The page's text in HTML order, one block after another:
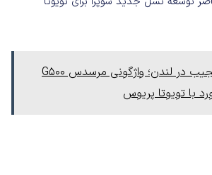
تصادفی عجیب در لندن؛ واژگونی مرسدس G500
با تویوتا پریوس